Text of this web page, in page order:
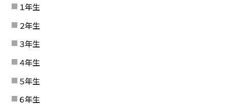
１年生
２年生
３年生
４年生
５年生
６年生